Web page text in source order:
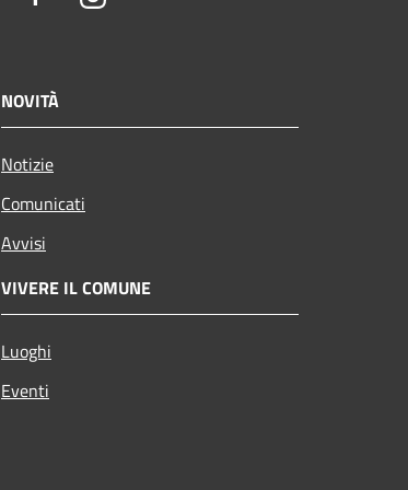
NOVITÀ
Notizie
Comunicati
Avvisi
VIVERE IL COMUNE
Luoghi
Eventi